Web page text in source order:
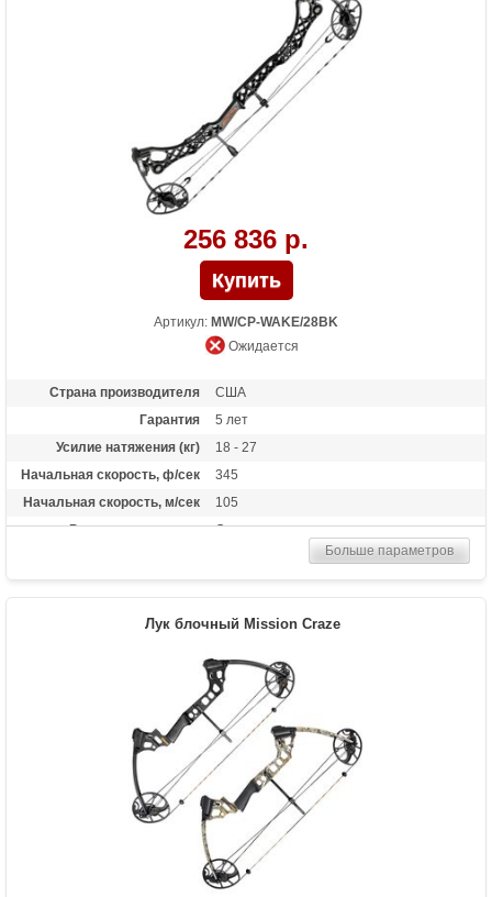
256 836 р.
Артикул: MW/CP-WAKE/28BK
Ожидается
Страна производителя
США
Гарантия
5 лет
Усилие натяжения (кг)
18 - 27
Начальная скорость, ф/сек
345
Начальная скорость, м/сек
105
Рекомендуется для
Опытных
Длина растяжки
25 - 30
2.4
Назначение
Охота
Больше параметров
Лук блочный Mission Craze